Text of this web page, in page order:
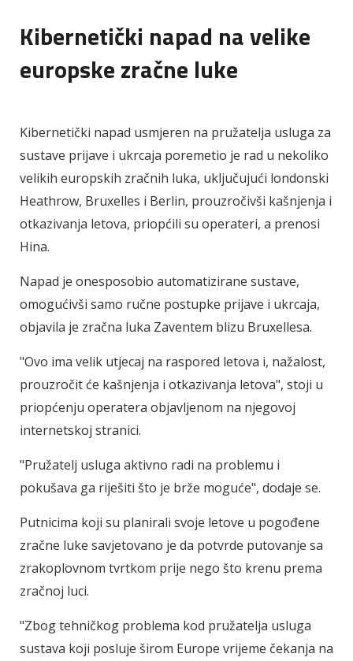
Kibernetički napad na velike
europske zračne luke
Kibernetički napad usmjeren na pružatelja usluga za
sustave prijave i ukrcaja poremetio je rad u nekoliko
velikih europskih zračnih luka, uključujući londonski
Heathrow, Bruxelles i Berlin, prouzročivši kašnjenja i
otkazivanja letova, priopćili su operateri, a prenosi
Hina.
Napad je onesposobio automatizirane sustave,
omogućivši samo ručne postupke prijave i ukrcaja,
objavila je zračna luka Zaventem blizu Bruxellesa.
"Ovo ima velik utjecaj na raspored letova i, nažalost,
prouzročit će kašnjenja i otkazivanja letova", stoji u
priopćenju operatera objavljenom na njegovoj
internetskoj stranici.
"Pružatelj usluga aktivno radi na problemu i
pokušava ga riješiti što je brže moguće", dodaje se.
Putnicima koji su planirali svoje letove u pogođene
zračne luke savjetovano je da potvrde putovanje sa
zrakoplovnom tvrtkom prije nego što krenu prema
zračnoj luci.
"Zbog tehničkog problema kod pružatelja usluga
sustava koji posluje širom Europe vrijeme čekanja na